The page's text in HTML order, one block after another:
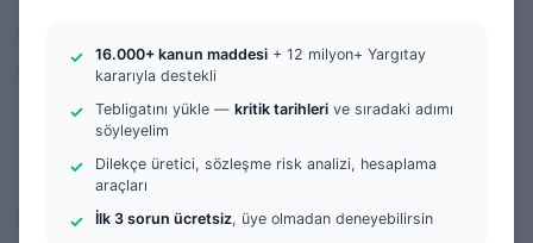
16.000+ kanun maddesi + 12 milyon+ Yargıtay
kararıyla destekli
Tebligatını yükle — kritik tarihleri ve sıradaki adımı
söyleyelim
Dilekçe üretici, sözleşme risk analizi, hesaplama
araçları
İlk 3 sorun ücretsiz, üye olmadan deneyebilirsin
Sulh Hukuk Mahkemesi
Avukatsız Tahliye Davası
Açılır mı? | Ev Sahibi Kendi
Başına Tahliye Davası